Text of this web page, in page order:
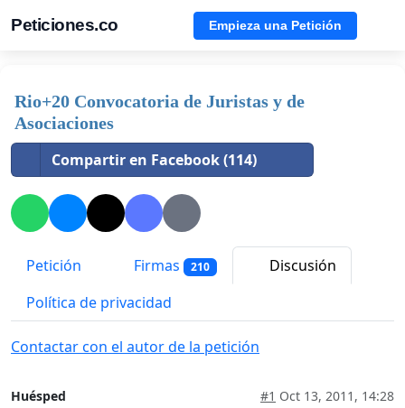
Peticiones.co Empieza una Petición
Rio+20 Convocatoria de Juristas y de
Asociaciones
Compartir en Facebook (114)
Petición Firmas 210
Discusión
Política de privacidad
Contactar con el autor de la petición
Huésped #1 Oct 13, 2011, 14:28